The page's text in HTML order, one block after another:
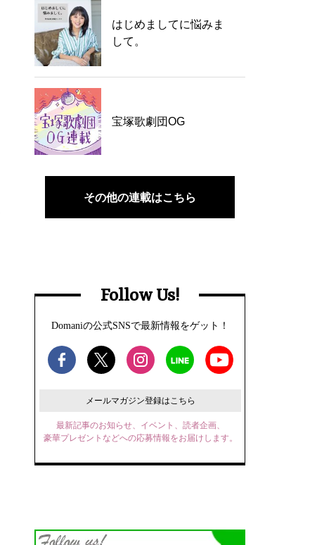
はじめましてに悩みま
して。
宝塚歌劇団OG
その他の連載はこちら
Follow Us!
Domaniの公式SNSで最新情報をゲット！
メールマガジン登録はこちら
最新記事のお知らせ、イベント、読者企画、
豪華プレゼントなどへの応募情報をお届けします。